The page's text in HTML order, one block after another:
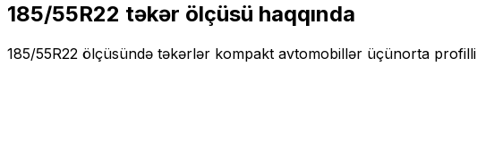
185/55R22 təkər ölçüsü haqqında
185/55R22 ölçüsündə təkərlər kompakt avtomobillər üçünorta profilli